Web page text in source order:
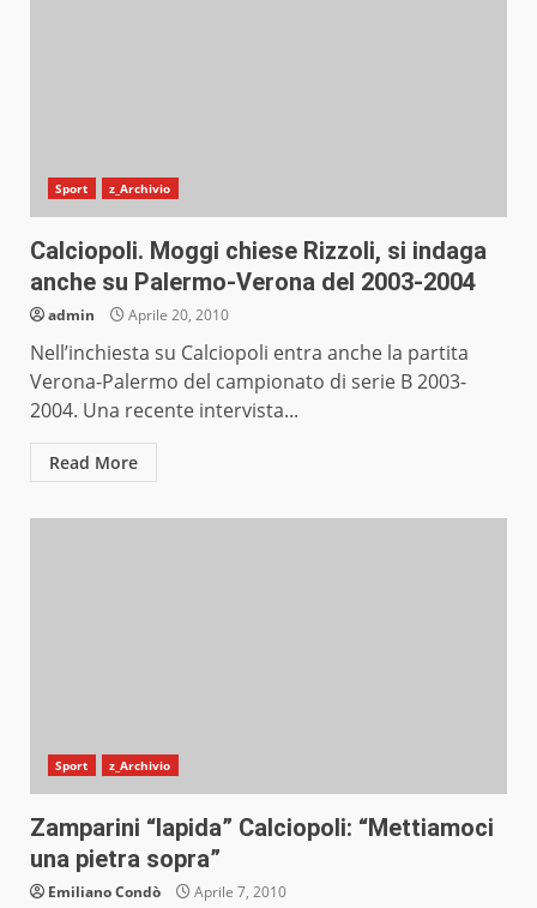
Sport z_Archivio
Calciopoli. Moggi chiese Rizzoli, si indaga
anche su Palermo-Verona del 2003-2004
admin Aprile 20, 2010
Nell’inchiesta su Calciopoli entra anche la partita
Verona-Palermo del campionato di serie B 2003-
2004. Una recente intervista...
Read More
Sport z_Archivio
Zamparini “lapida” Calciopoli: “Mettiamoci
una pietra sopra”
Emiliano Condò Aprile 7, 2010